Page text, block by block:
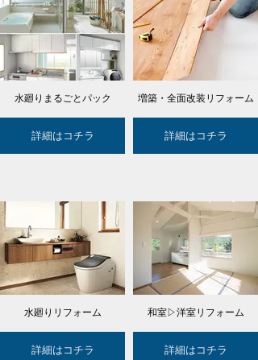
水廻りまるごとパック
詳細はコチラ
増築・全面改装リフォーム
詳細はコチラ
水廻りリフォーム
詳細はコチラ
和室▷洋室リフォーム
詳細はコチラ